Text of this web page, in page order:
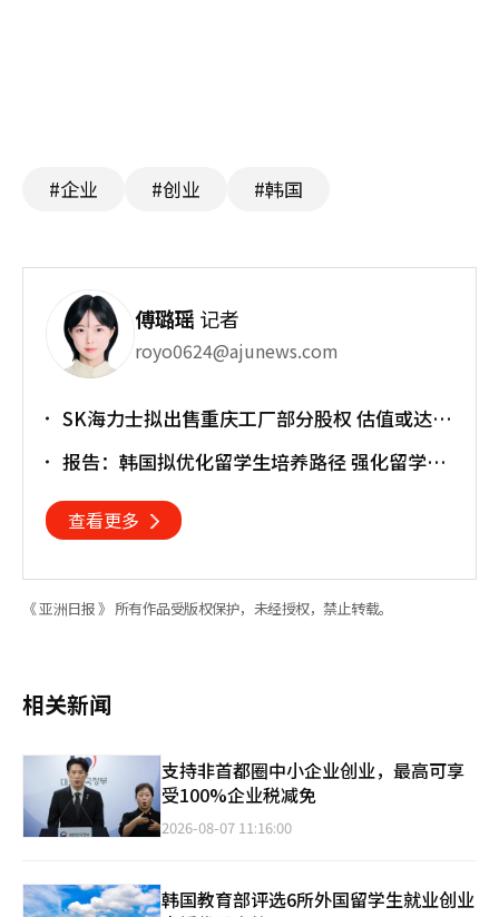
#企业 #创业 #韩国
傅璐瑶 记者
royo0624@ajunews.com
SK海力士拟出售重庆工厂部分股权 估值或达
报告：韩国拟优化留学生培养路径 强化留学就
查看更多
《 亚洲日报 》 所有作品受版权保护，未经授权，禁止转载。
相关新闻
支持非首都圈中小企业创业，最高可享
受100%企业税减免
2026-08-07 11:16:00
韩国教育部评选6所外国留学生就业创业